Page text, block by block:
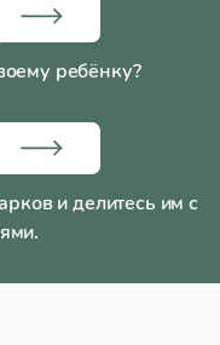
ребёнку?
и делитесь им с